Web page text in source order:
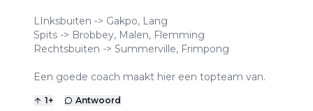
LInksbuiten -> Gakpo, Lang
Spits -> Brobbey, Malen, Flemming
Rechtsbuiten -> Summerville, Frimpong
Een goede coach maakt hier een topteam van.
1+ Antwoord